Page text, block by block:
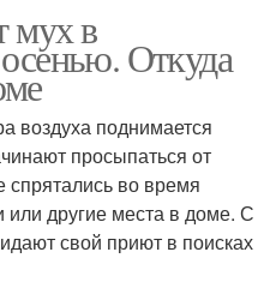
мух в
Откуда
воздуха поднимается
просыпаться от
спрятались во время
другие места в доме. С
свой приют в поисках